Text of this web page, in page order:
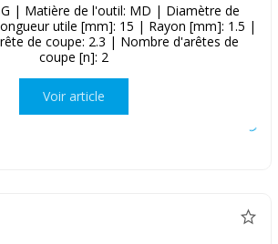
| Matière de l'outil: MD | Diamètre de
utile [mm]: 15 | Rayon [mm]: 1.5 |
de coupe: 2.3 | Nombre d'arêtes de
coupe [n]: 2
Voir article